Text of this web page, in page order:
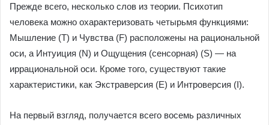
Прежде всего, несколько слов из теории. Психотип
человека можно охарактеризовать четырьмя функциями:
Мышление (Т) и Чувства (F) расположены на рациональной
оси, а Интуиция (N) и Ощущения (сенсорная) (S) — на
иррациональной оси. Кроме того, существуют такие
характеристики, как Экстраверсия (Е) и Интроверсия (I).
На первый взгляд, получается всего восемь различных